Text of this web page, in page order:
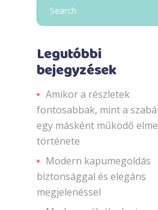
Search
for:
Legutóbbi
bejegyzések
Amikor a részletek
fontosabbak, mint a
egy másként működő elme
története
Modern kapumegoldás
biztonsággal és elegáns
megjelenéssel